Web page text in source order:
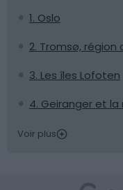
1. Oslo
2. Tromsø, région
3. Les îles Lofoten
4. Geiranger et
Voir plus